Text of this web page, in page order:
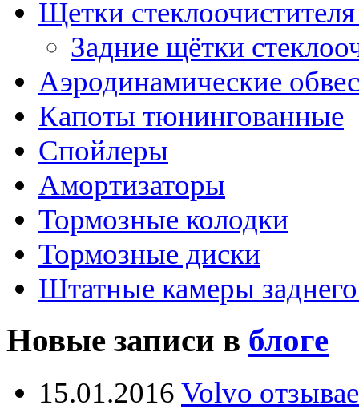
Щетки
Задние щётки
Аэродинамические
Капоты тюнингованные
Спойлеры
Амортизаторы
Тормозные колодки
Тормозные диски
Штатные камеры
Новые записи в блоге
15.01.2016 Volvo